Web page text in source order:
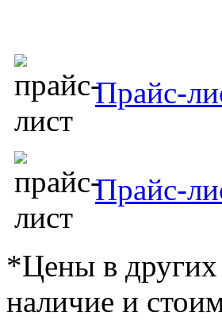
Прайс-
Прайс-
*Цены в других
наличие и